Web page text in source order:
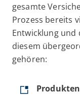
gesamte
Prozess bereits
Entwicklung und
diesem
gehören: